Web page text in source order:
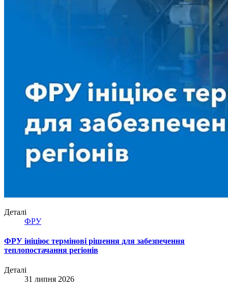
Деталі
ФРУ
ФРУ ініціює термінові рішення для забезпечення
теплопостачання регіонів
Деталі
31 липня 2026